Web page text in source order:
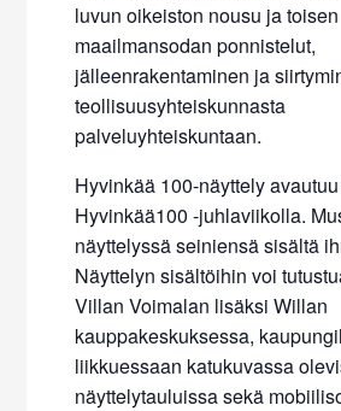
luvun oikeiston nousu ja toisen
maailmansodan ponnistelut,
jälleenrakentaminen ja
teollisuusyhteiskunnasta
palveluyhteiskuntaan.
Hyvinkää 100-näyttely
Hyvinkää100 -juhlaviikolla.
näyttelyssä seiniensä sisältä
Näyttelyn sisältöihin voi
Villan Voimalan lisäksi Willan
kauppakeskuksessa,
liikkuessaan katukuvassa
näyttelytauluissa sekä